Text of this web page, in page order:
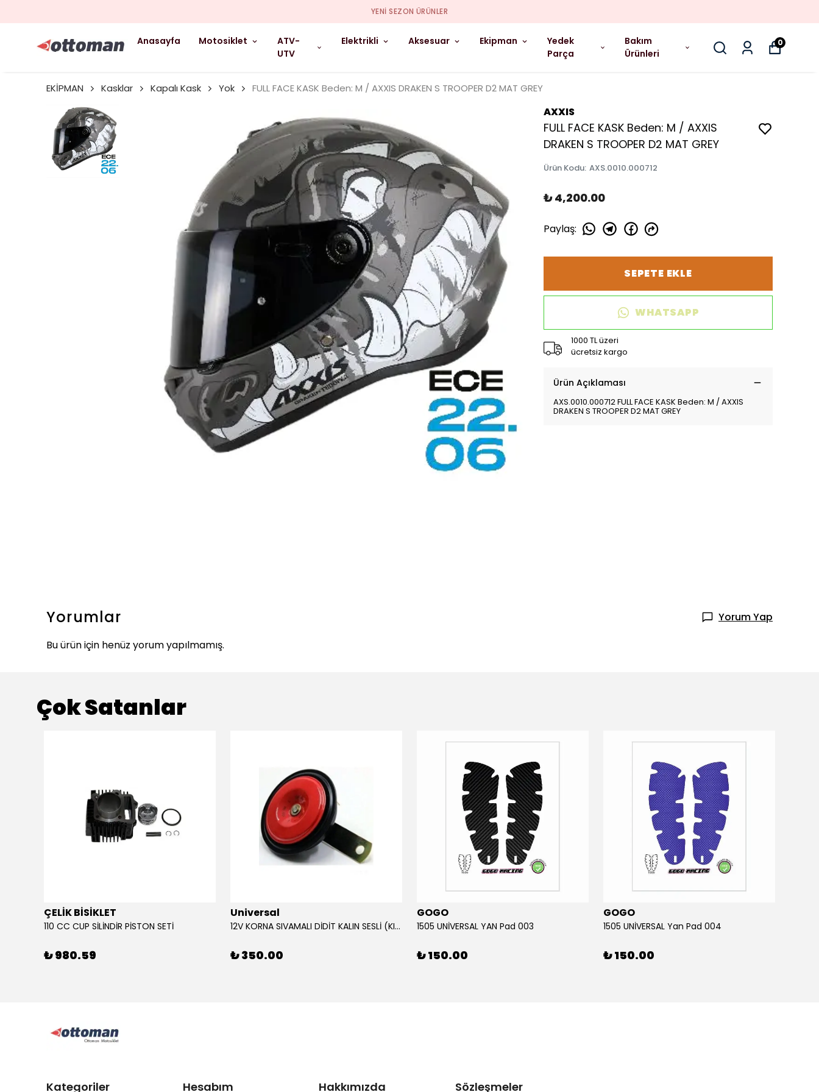
YENI SEZON ÜRÜNLER
Anasayfa Motosiklet
ATV-
UTV
Elektrikli Aksesuar Ekipman
Yedek
Parça
Bakım
Ürünleri
0
EKİPMAN Kasklar Kapalı Kask Yok FULL FACE KASK Beden: M / AXXIS DRAKEN S TROOPER D2 MAT GREY
AXXIS
FULL FACE KASK Beden: M / AXXIS
DRAKEN S TROOPER D2 MAT GREY
Ürün Kodu: AXS.0010.000712
₺ 4,200.00
Paylaş:
SEPETE EKLE
WHATSAPP
1000 TL üzeri
ücretsiz kargo
Ürün Açıklaması
AXS.0010.000712 FULL FACE KASK Beden: M / AXXIS
DRAKEN S TROOPER D2 MAT GREY
Yorumlar
Yorum Yap
Bu ürün için henüz yorum yapılmamış.
Çok Satanlar
ÇELİK BİSİKLET
110 CC CUP SİLİNDİR PİSTON SETİ
₺ 980.59
Universal
12V KORNA SIVAMALI DİDİT KALIN SESLİ (KIRMIZI)
₺ 350.00
GOGO
1505 UNİVERSAL YAN Pad 003
₺ 150.00
GOGO
1505 UNİVERSAL Yan Pad 004
₺ 150.00
Kategoriler Hesabım Hakkımızda Sözleşmeler